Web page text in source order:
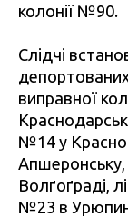
колонії №90.
Слідчі
виправної
№14 у
Апшеронську,
Волґоґраді,
№23 в